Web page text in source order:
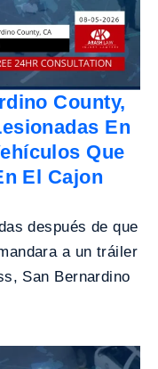
County,
En
Que
El Cajon
después de que
a un tráiler
San Bernardino